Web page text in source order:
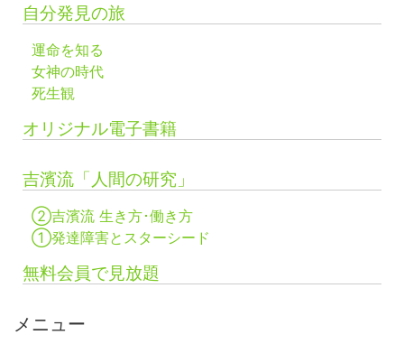
自分発見の旅
運命を知る
女神の時代
死生観
オリジナル電子書籍
吉濱流「人間の研究」
②吉濱流 生き方･働き方
①発達障害とスターシード
無料会員で見放題
メニュー